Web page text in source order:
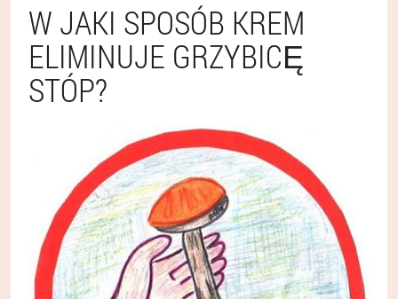
W JAKI SPOSÓB KREM
ELIMINUJE GRZYBICĘ
STÓP?